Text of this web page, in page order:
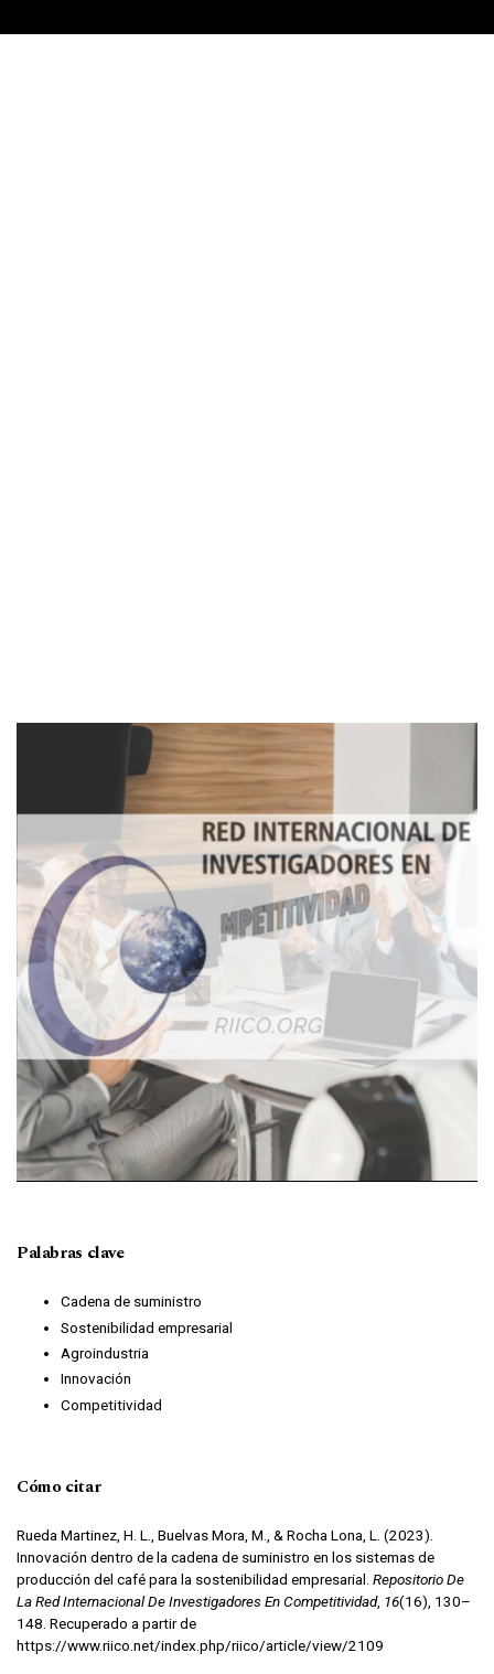
Imagen de portada
Palabras clave
Cadena de suministro
Sostenibilidad empresarial
Agroindustria
Innovación
Competitividad
Cómo citar
Rueda Martinez, H. L., Buelvas Mora, M., & Rocha Lona, L. (2023).
Innovación dentro de la cadena de suministro en los sistemas de
producción del café para la sostenibilidad empresarial. Repositorio De
La Red Internacional De Investigadores En Competitividad, 16(16), 130–
148. Recuperado a partir de
https://www.riico.net/index.php/riico/article/view/2109